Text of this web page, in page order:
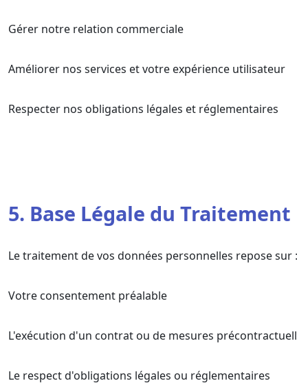
Gérer notre relation commerciale
Améliorer nos services et votre expérience utilisateur
Respecter nos obligations légales et réglementaires
5. Base Légale du Traitement
Le traitement de vos données personnelles repose sur :
Votre consentement préalable
L'exécution d'un contrat ou de mesures
Le respect d'obligations légales ou réglementaires